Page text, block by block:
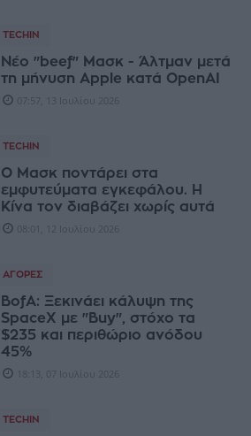
TECHIN
Νέο "beef" Μασκ - Άλτμαν μετά
τη μήνυση Apple κατά OpenAI
07:57, 13 Ιουλίου 2026
TECHIN
Ο Μασκ ποντάρει στα
εμφυτεύματα εγκεφάλου. Η
Κίνα τον διαβάζει χωρίς αυτά
08:01, 12 Ιουλίου 2026
ΑΓΟΡΈΣ
BofA: Ξεκινάει κάλυψη της
SpaceX με "Buy", στόχο τα
$235 και περιθώριο ανόδου
45%
18:13, 07 Ιουλίου 2026
TECHIN